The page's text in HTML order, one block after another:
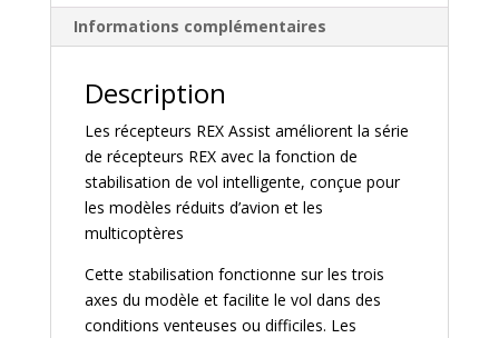
Informations complémentaires
Description
Les récepteurs REX Assist améliorent la série
de récepteurs REX avec la fonction de
stabilisation de vol intelligente, conçue pour
les modèles réduits d’avion et les
multicoptères
Cette stabilisation fonctionne sur les trois
axes du modèle et facilite le vol dans des
conditions venteuses ou difficiles. Les